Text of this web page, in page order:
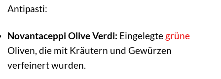
Antipasti:
Novantaceppi Olive Verdi: Eingelegte grüne
Oliven, die mit Kräutern und Gewürzen
verfeinert wurden.